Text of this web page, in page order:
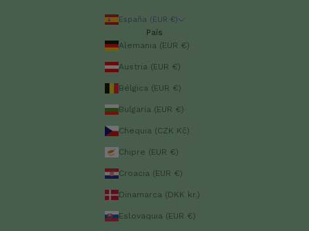
España (EUR €)
País
Alemania (EUR €)
Austria (EUR €)
Bélgica (EUR €)
Bulgaria (EUR €)
Chequia (CZK Kč)
Chipre (EUR €)
Croacia (EUR €)
Dinamarca (DKK kr.)
Eslovaquia (EUR €)